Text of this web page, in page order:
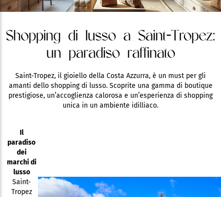
Shopping di lusso a Saint-Tropez:
un paradiso raffinato
Saint-Tropez, il gioiello della Costa Azzurra, è un must per gli
amanti dello shopping di lusso. Scoprite una gamma di boutique
prestigiose, un’accoglienza calorosa e un’esperienza di shopping
unica in un ambiente idilliaco.
Il
paradiso
dei
marchi di
lusso
Saint-
Tropez